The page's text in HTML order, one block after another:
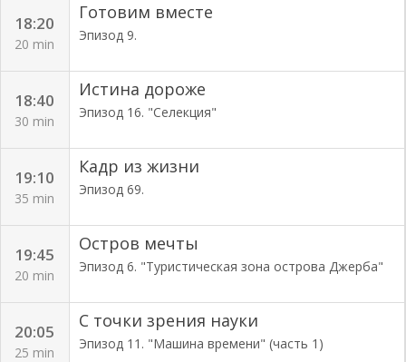
18:20
20 min
Готовим вместе
Эпизод 9.
18:40
30 min
Истина дороже
Эпизод 16. "Селекция"
19:10
35 min
Кадр из жизни
Эпизод 69.
19:45
20 min
Остров мечты
Эпизод 6. "Туристическая зона острова Джерба"
20:05
25 min
С точки зрения науки
Эпизод 11. "Машина времени" (часть 1)